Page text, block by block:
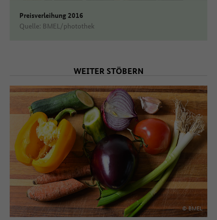
Preisverleihung 2016
Quelle: BMEL/photothek
WEITER STÖBERN
© BMEL